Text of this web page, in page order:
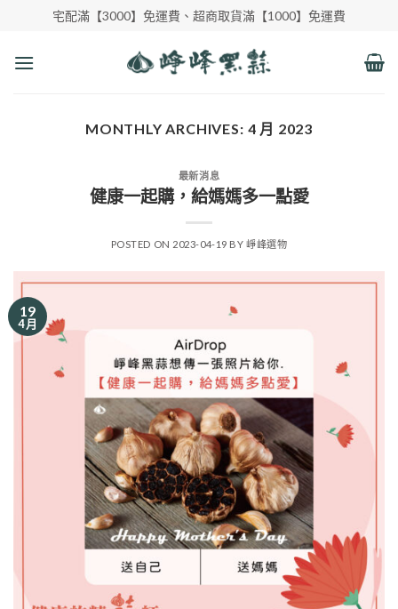
content
宅配滿【3000】免運費、超商取貨滿【1000】免運費
MONTHLY ARCHIVES: 4 月 2023
最新消息
健康一起購，給媽媽多一點愛
POSTED ON 2023-04-19 BY崢峰選物
19
4 月